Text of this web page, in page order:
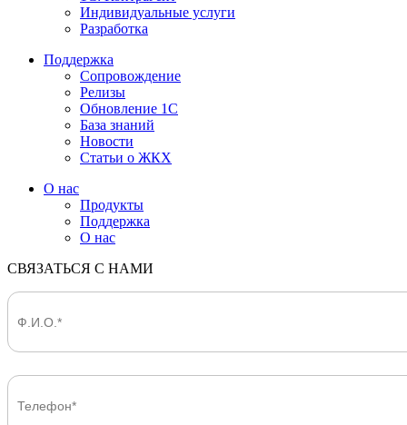
Индивидуальные услуги
Разработка
Поддержка
Сопровождение
Релизы
Обновление 1С
База знаний
Новости
Статьи о ЖКХ
О нас
Продукты
Поддержка
О нас
СВЯЗАТЬСЯ С НАМИ